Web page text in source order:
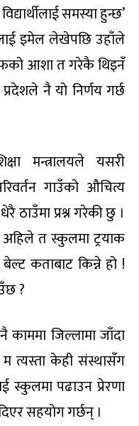
समस्या हुन्छ’
इमेल लेखेपछि उहाँले
आशा त गरेकै थिइनँ
नै यो निर्णय गर्छ
मन्त्रालयले यसरी
गाउँको औचित्य
ठाउँमा प्रश्न गरेकी छु ।
त स्कुलमा ट्रयाक
कताबाट किन्ने हो !
?
जिल्लामा जाँदा
त्यस्ता केही संस्थासँग
स्कुलमा पढाउन प्रेरणा
सहयोग गर्छन् ।